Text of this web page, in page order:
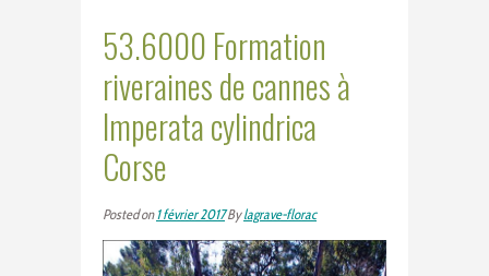
53.6000 Formation
riveraines de cannes à
Imperata cylindrica
Corse
Posted on1 février 2017Bylagrave-florac